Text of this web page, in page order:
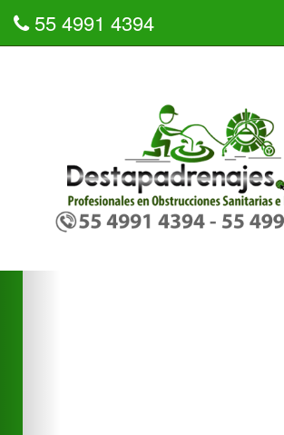
55 4991 4394